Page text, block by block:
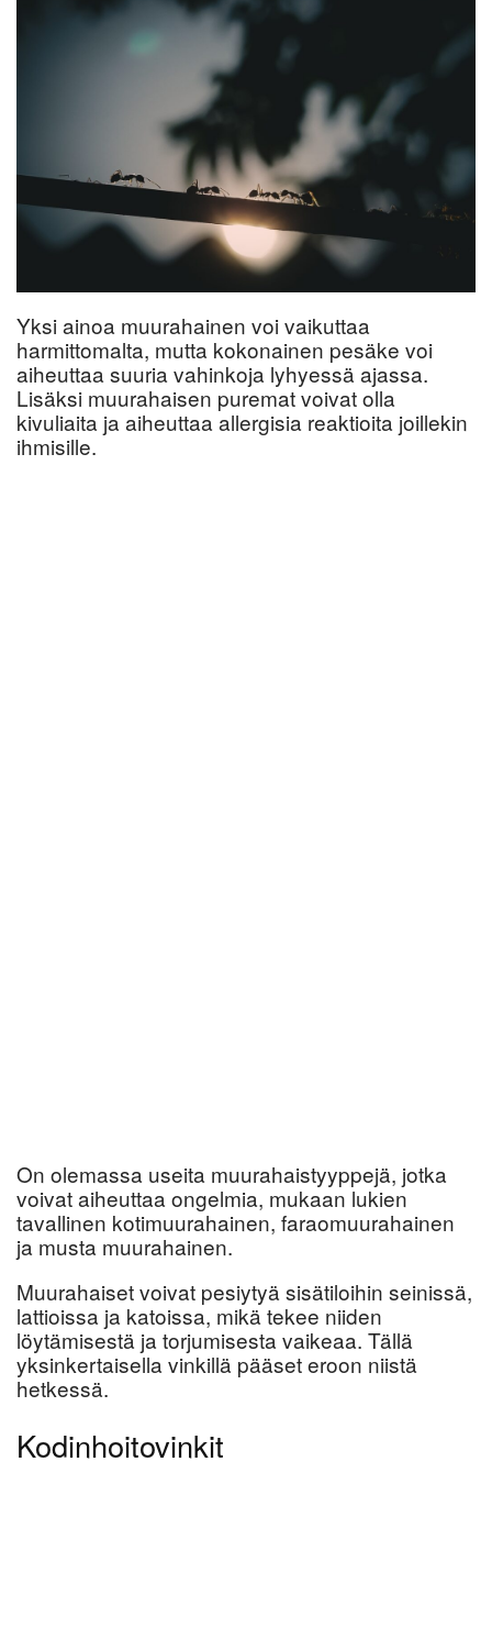
Yksi ainoa muurahainen voi vaikuttaa
harmittomalta, mutta kokonainen pesäke voi
aiheuttaa suuria vahinkoja lyhyessä ajassa.
Lisäksi muurahaisen puremat voivat olla
kivuliaita ja aiheuttaa allergisia reaktioita joillekin
ihmisille.
On olemassa useita muurahaistyyppejä, jotka
voivat aiheuttaa ongelmia, mukaan lukien
tavallinen kotimuurahainen, faraomuurahainen
ja musta muurahainen.
Muurahaiset voivat pesiytyä sisätiloihin seinissä,
lattioissa ja katoissa, mikä tekee niiden
löytämisestä ja torjumisesta vaikeaa. Tällä
yksinkertaisella vinkillä pääset eroon niistä
hetkessä.
Kodinhoitovinkit